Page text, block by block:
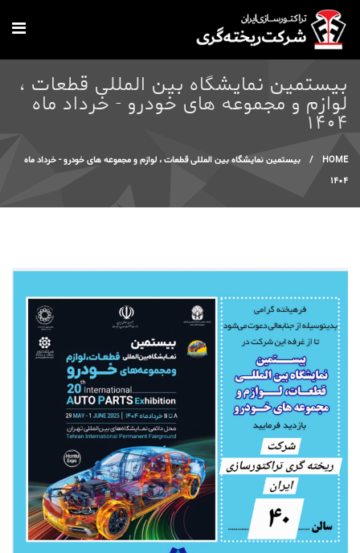
Skip to main content
بیستمین نمایشگاه بین المللی قطعات ،
لوازم و مجموعه های خودرو - خرداد ماه
1404
You are here
HOME
/
بیستمین نمایشگاه بین المللی قطعات ، لوازم و مجموعه های خودرو - خرداد ماه
1404
1.jpg